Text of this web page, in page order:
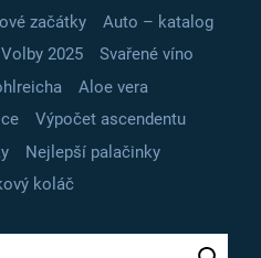
začátky
Auto – katalog
Volby 2025
Svařené víno
Aloe vera
Výpočet ascendentu
Nejlepší palačinky
koláč